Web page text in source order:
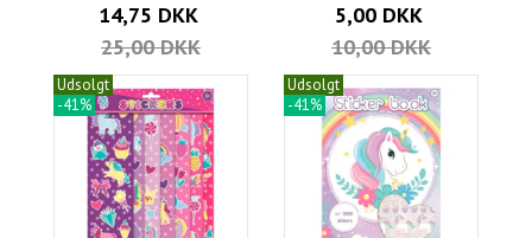
14,75 DKK
25,00 DKK
5,00 DKK
10,00 DKK
Udsolgt
-41%
Udsolgt
-41%